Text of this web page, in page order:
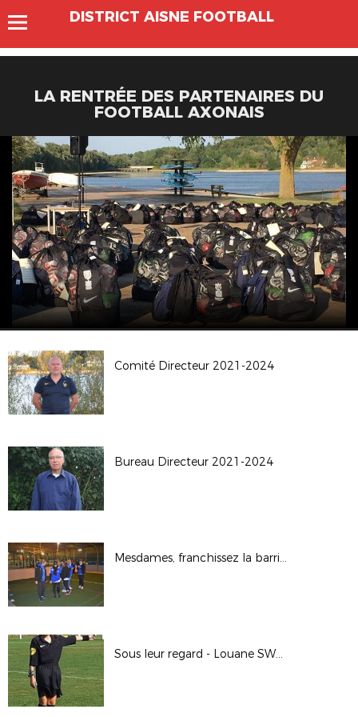
DISTRICT AISNE FOOTBALL
LA RENTRÉE DES PARTENAIRES DU
FOOTBALL AXONAIS
Comité Directeur 2021-2024
Bureau Directeur 2021-2024
Mesdames, franchissez la barrière
Sous leur regard - Louane SWED